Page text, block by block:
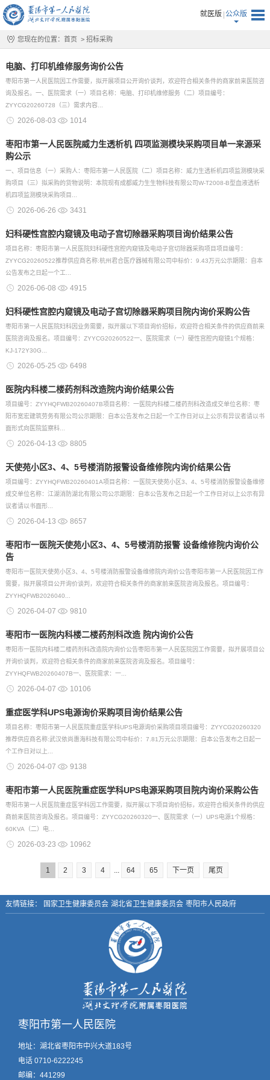
就医版 公众版
您现在的位置： 首页> 招标采购
电脑、打印机维修服务询价公告
枣阳市第一人民医院因工作需要，拟开展项目公开询价谈判，欢迎符合相关条件的商家前来医院咨
询及报名。一、医院需求（一）项目名称：电脑、打印机维修服务（二）项目编号：
ZYYCG20260728（三）需求内容...
2026-08-03 1014
枣阳市第一人民医院威力生透析机 四项监测模块采购项目单一来源采
购公示
一、项目信息（一）采购人：枣阳市第一人民医院（二）项目名称：威力生透析机四项监测模块采
购项目（三）拟采购的货物说明：本院现有成都威力生生物科技有限公司W-T2008-B型血液透析
机四项监测模块采购项目...
2026-06-26 3431
妇科硬性宫腔内窥镜及电动子宫切除器采购项目询价结果公告
项目名称：枣阳市第一人民医院妇科硬性宫腔内窥镜及电动子宫切除器采购项目项目编号：
ZYYCG20260522推荐供应商名称:杭州君合医疗器械有限公司中标价：9.43万元公示期限：自本
公告发布之日起一个工...
2026-06-08 4915
妇科硬性宫腔内窥镜及电动子宫切除器采购项目院内询价采购公告
枣阳市第一人民医院妇科因业务需要，拟开展以下项目询价招标，欢迎符合相关条件的供应商前来
医院咨询及报名。项目编号：ZYYCG20260522一、医院需求（一）硬性宫腔内窥镜1个规格：
KJ-172Y30G...
2026-05-25 6498
医院内科楼二楼药剂科改造院内询价结果公告
项目编号：ZYYHQFWB20260407B项目名称：一医院内科楼二楼药剂科改造成交单位名称：枣
阳市宽宏建筑劳务有限公司公示期限：自本公告发布之日起一个工作日对以上公示有异议者请以书
面形式向医院监察科...
2026-04-13 8805
天使苑小区3、4、5号楼消防报警设备维修院内询价结果公告
项目编号：ZYYHQFWB20260401A项目名称：一医院天使苑小区3、4、5号楼消防报警设备维修
成交单位名称：江湖消防湖北有限公司公示期限：自本公告发布之日起一个工作日对以上公示有异
议者请以书面形...
2026-04-13 8657
枣阳市一医院天使苑小区3、4、5号楼消防报警 设备维修院内询价公
告
枣阳市一医院天使苑小区3、4、5号楼消防报警设备维修院内询价公告枣阳市第一人民医院因工作
需要，拟开展项目公开询价谈判，欢迎符合相关条件的商家前来医院咨询及报名。项目编号：
ZYYHQFWB2026040...
2026-04-07 9810
枣阳市一医院内科楼二楼药剂科改造 院内询价公告
枣阳市一医院内科楼二楼药剂科改造院内询价公告枣阳市第一人民医院因工作需要，拟开展项目公
开询价谈判，欢迎符合相关条件的商家前来医院咨询及报名。项目编号：
ZYYHQFWB20260407B一、医院需求：一...
2026-04-07 10106
重症医学科UPS电源询价采购项目询价结果公告
项目名称：枣阳市第一人民医院重症医学科UPS电源询价采购项目项目编号：ZYYCG20260320
推荐供应商名称:武汉依尚惠海科技有限公司中标价：7.81万元公示期限：自本公告发布之日起一
个工作日对以上...
2026-04-07 9138
枣阳市第一人民医院重症医学科UPS电源采购项目院内询价采购公告
枣阳市第一人民医院重症医学科因工作需要，拟开展以下项目询价招标，欢迎符合相关条件的供应
商前来医院咨询及报名。项目编号：ZYYCG20260320一、医院需求（一）UPS电源1个规格：
60KVA（二）电...
2026-03-23 10962
1 2 3 4 64 65 下一页 尾页
友情链接： 国家卫生健康委员会 湖北省卫生健康委员会 枣阳市人民政府
枣阳市第一人民医院
地址：湖北省枣阳市中兴大道183号
电话 0710-6222245
邮编：441299